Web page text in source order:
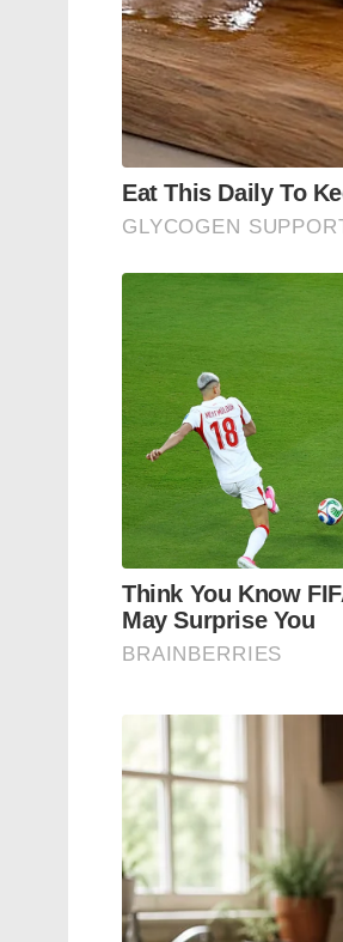
കൊണ്ടിരിക്കുക.
പ്രൊഫഷണൽ ലൈഫിൽ
പറയേണ്ടിടത്ത്
അത് പറയാനും ഒരു
നമുക്ക് ഉള്ള ലീവ്
ആക്കാൻ വേണ്ടി
കൊടുക്കാനെ തികയൂ
ജോലിക്ക് ചെന്നില്ല
ലോകം
എന്തെങ്കിലും
വാട്സ്ആപ്പ് ഗ്രൂപ്പിൽ
മണിക്കൂർ കൊണ്ട്
നമ്മൾ ചെയ്ത അതേ
നമ്മൾ എത്ര ജോലി
ഉള്ളൂ, നാളെ വീണ്ടും
ചൂഷണം ചെയ്യും.
പറഞ്ഞു വന്നത്, ജോലി
മാത്രമല്ല ജീവിതം
ലീവ് എടുത്താൽ
എടുക്കുക തന്നെ വേണം.
ചില സുഹൃത്തുക്കൾ
ജോലിയിൽ
ജോലി ചെയ്യുന്നവരെ
യൂറോപ്പിൽ യാത്ര
എന്ന് പറഞ്ഞ ഒരാൾ
നമ്മുടെ ജോലി
ആയിരിക്കും.
ഇതൊക്കെ പറയുമ്പോൾ
കിട്ടാൻ എന്ത് പാടാണ്,